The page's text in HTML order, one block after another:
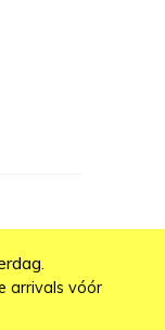
arrivals vóór